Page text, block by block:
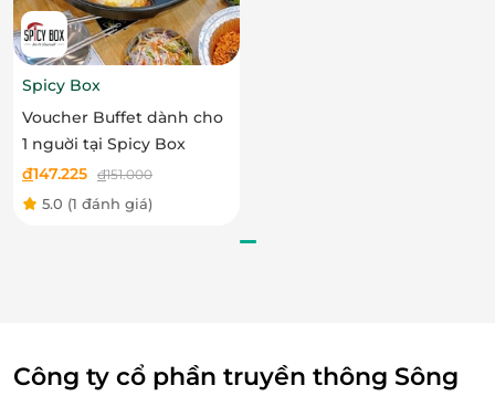
Spicy Box
Voucher Buffet dành cho
1 nguời tại Spicy Box
đ147.225 đ151.000
5.0 (1 đánh giá)
Công ty cổ phần truyền thông Sông